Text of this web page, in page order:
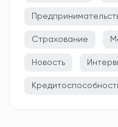
Страхование
Новость